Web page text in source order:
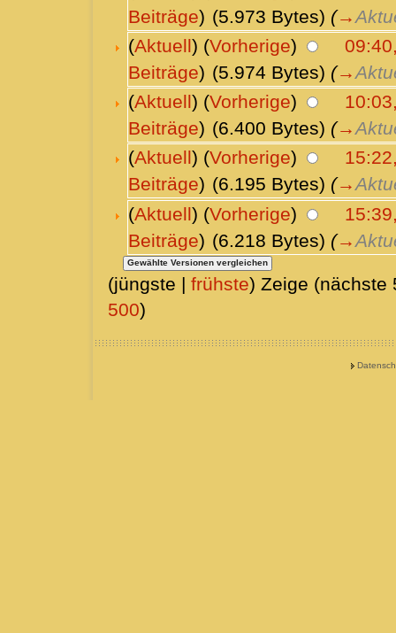
Beiträge) (5.973 Bytes) (→
(Aktuell) (Vorherige)
Beiträge) (5.974 Bytes) (→
(Aktuell) (Vorherige)
Beiträge) (6.400 Bytes) (→
(Aktuell) (Vorherige)
Beiträge) (6.195 Bytes) (→
(Aktuell) (Vorherige)
Beiträge) (6.218 Bytes) (→
(jüngste | frühste) Zeige (nächste
500)